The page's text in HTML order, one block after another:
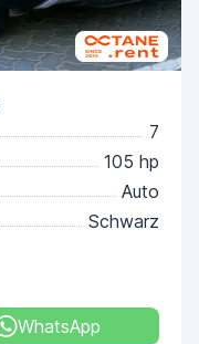
7
105 hp
Auto
Schwarz
WhatsApp